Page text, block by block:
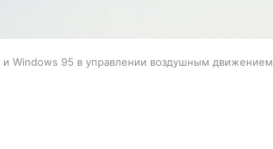
и Windows 95 в управлении воздушным движением